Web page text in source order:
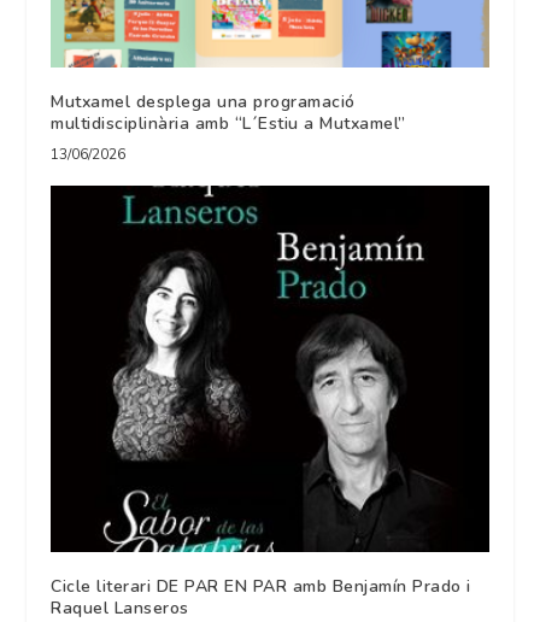
Mutxamel desplega una programació
multidisciplinària amb “L´Estiu a Mutxamel”
13/06/2026
Cicle literari DE PAR EN PAR amb Benjamín Prado i
Raquel Lanseros